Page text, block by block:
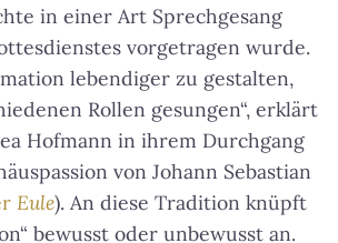
in einer Art Sprechgesang
vorgetragen wurde.
lebendiger zu gestalten,
Rollen gesungen“, erklärt
Hofmann in ihrem Durchgang
von Johann Sebastian
Eule). An diese Tradition knüpft
bewusst oder unbewusst an.